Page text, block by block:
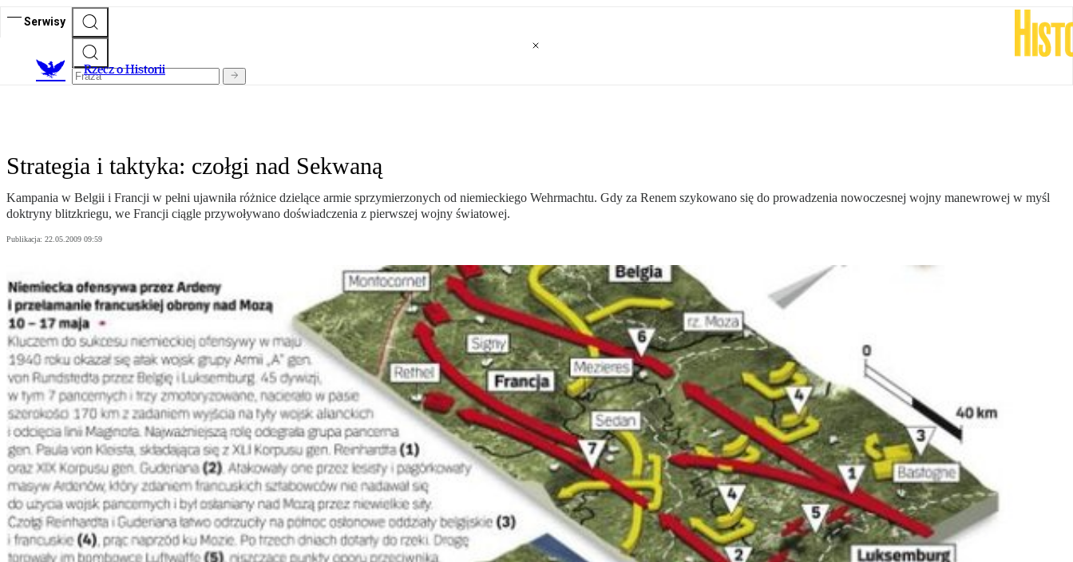
Serwisy
Rzecz o Historii
Strategia i taktyka: czołgi nad Sekwaną
Kampania w Belgii i Francji w pełni ujawniła różnice dzielące armie sprzymierzonych od niemieckiego Wehrmachtu. Gdy za Renem szykowano się do prowadzenia nowoczesnej wojny manewrowej w myśl
doktryny blitzkriegu, we Francji ciągle przywoływano doświadczenia z pierwszej wojny światowej.
Publikacja: 22.05.2009 09:59